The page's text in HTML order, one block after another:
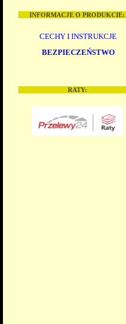
INFORMACJE O PRODUKCIE:
CECHY I INSTRUKCJE
BEZPIECZEŃSTWO
RATY: